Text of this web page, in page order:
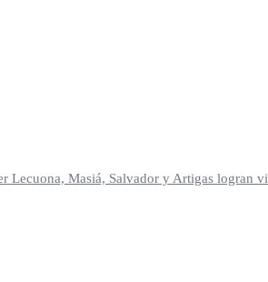
Masiá, Salvador y Artigas logran